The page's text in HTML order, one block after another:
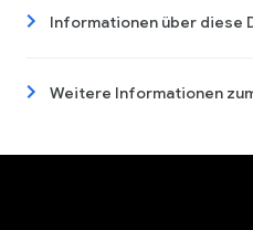
Informationen über diese
Weitere Informationen